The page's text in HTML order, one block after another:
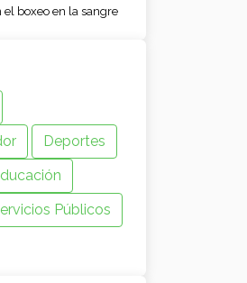
boxeo en la sangre
Deportes
Públicos